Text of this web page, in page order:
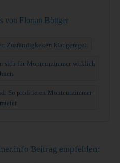
von Florian Böttger
Zuständigkeiten klar geregelt
sich für Monteurzimmer wirklich
So profitieren Monteurzimmer-
Beitrag empfehlen: